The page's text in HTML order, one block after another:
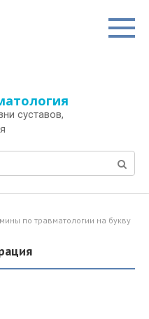
суставов,
по травматологии на букву